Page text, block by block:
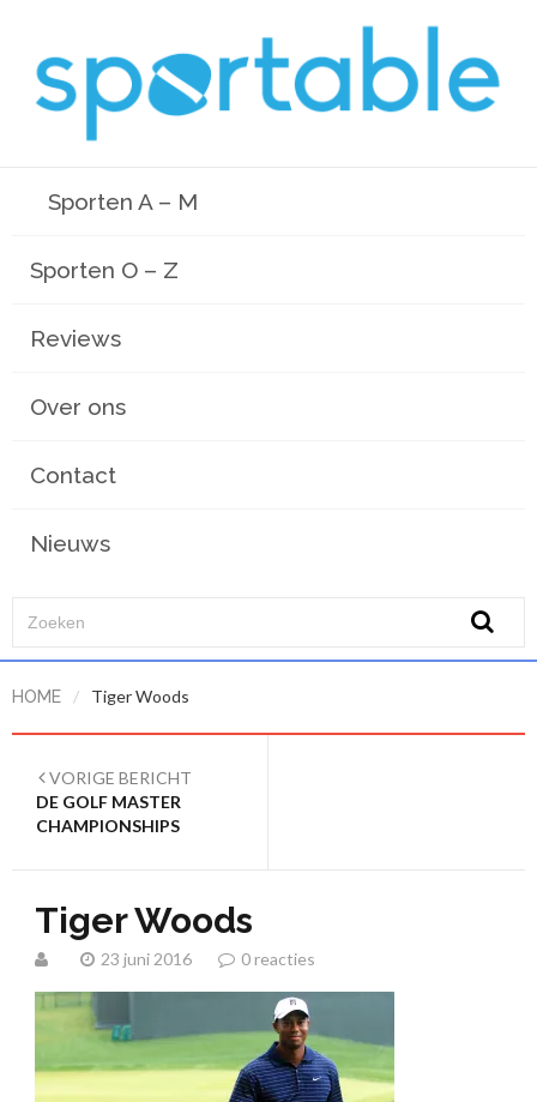
Sporten A – M
Sporten O – Z
Reviews
Over ons
Contact
Nieuws
HOME / Tiger Woods
VORIGE BERICHT
DE GOLF MASTER
CHAMPIONSHIPS
Tiger Woods
23 juni 2016 0 reacties